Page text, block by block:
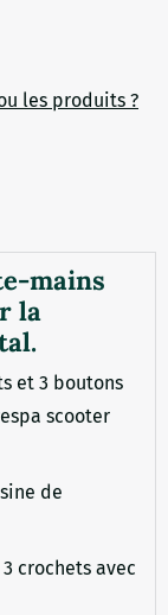
les produits ?
mains
la
et 3 boutons
scooter
de
crochets avec